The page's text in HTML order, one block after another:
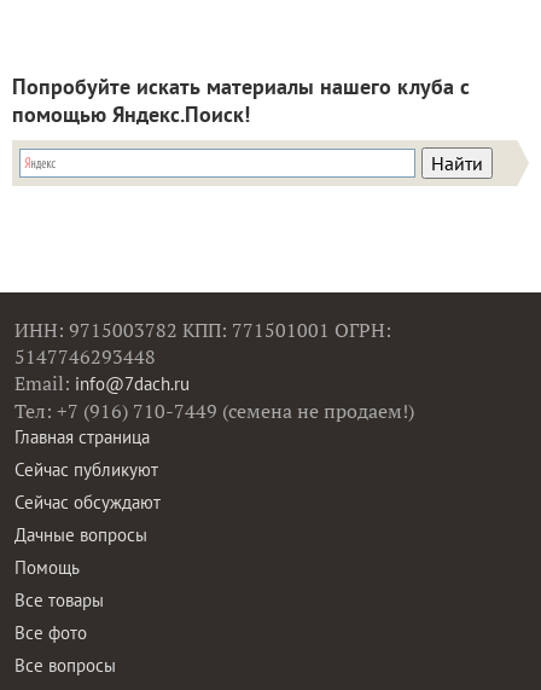
Попробуйте искать материалы нашего клуба с
помощью Яндекс.Поиск!
ИНН: 9715003782 КПП: 771501001 ОГРН:
5147746293448
Email: info@7dach.ru
Тел: +7 (916) 710-7449 (семена не продаем!)
Главная страница
Сейчас публикуют
Сейчас обсуждают
Дачные вопросы
Помощь
Все товары
Все фото
Все вопросы